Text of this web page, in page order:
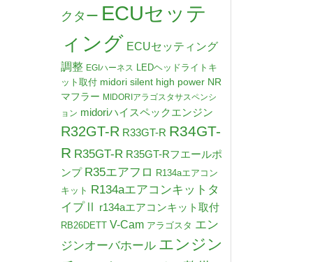
クター ECUセッテ
ィング ECUセッティング
調整 EGIハーネス LEDヘッドライトキ
ット取付 midori silent high power NR
マフラー MIDORIアラゴスタサスペンシ
ョン midoriハイスペックエンジン
R32GT-R R33GT-R R34GT-
R R35GT-R R35GT-Rフエールポ
ンプ R35エアフロ R134aエアコン
キット R134aエアコンキットタ
イプⅡ
r134aエアコンキット取付
RB26DETT V-Cam アラゴスタ エン
ジンオーバホール エンジン